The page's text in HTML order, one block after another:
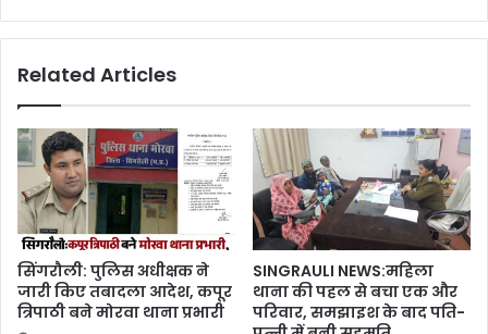
Related Articles
सिंगरौली: पुलिस अधीक्षक ने
जारी किए तबादला आदेश, कपूर
त्रिपाठी बने मोरवा थाना प्रभारी
SINGRAULI NEWS:महिला
थाना की पहल से बचा एक और
परिवार, समझाइश के बाद पति-